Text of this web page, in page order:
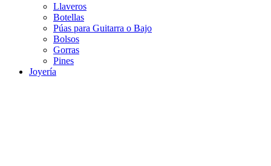
Llaveros
Botellas
Púas para Guitarra o Bajo
Bolsos
Gorras
Pines
Joyería